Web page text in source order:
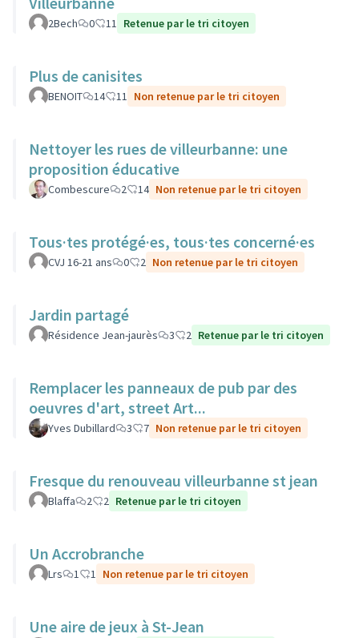
2Bech 0 11 Retenue par le tri citoyen
Plus de canisites
BENOIT 14 11 Non retenue par le tri citoyen
Nettoyer les rues de villeurbanne: une
proposition éducative
Combescure 2 14 Non retenue par le tri citoyen
Tous·tes protégé·es, tous·tes concerné·es
CVJ 16-21 ans 0 2 Non retenue par le tri citoyen
Jardin partagé
Résidence Jean-jaurès 3 2 Retenue par le tri citoyen
Remplacer les panneaux de pub par des
oeuvres d'art, street Art...
Yves Dubillard 3 7 Non retenue par le tri citoyen
Fresque du renouveau villeurbanne st jean
Blaffa 2 2 Retenue par le tri citoyen
Un Accrobranche
Lrs 1 1 Non retenue par le tri citoyen
Une aire de jeux à St-Jean